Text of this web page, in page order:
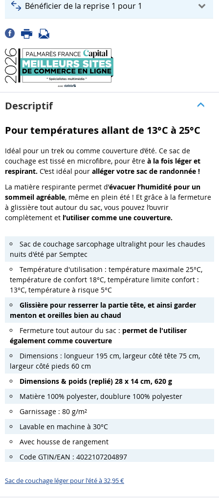
Bénéficier de la reprise 1 pour 1
Descriptif
Pour températures allant de 13°C à 25°C
Idéal pour un trek ou comme couverture d’été. Ce sac de
couchage est tissé en microfibre, pour être à la fois léger et
respirant. C’est idéal pour alléger votre sac de randonnée !
La matière respirante permet d’évacuer l’humidité pour un
sommeil agréable, même en plein été ! Et grâce à la fermeture
à glissière tout autour du sac, vous pouvez l’ouvrir
complètement et l’utiliser comme une couverture.
Sac de couchage sarcophage ultralight pour les chaudes
nuits d'été par Semptec
Température d'utilisation : température maximale 25°C,
température de confort 18°C, température limite confort :
13°C, température à risque 5°C
Glissière pour resserrer la partie tête, et ainsi garder
menton et oreilles bien au chaud
Fermeture tout autour du sac : permet de l'utiliser
également comme couverture
Dimensions : longueur 195 cm, largeur côté tête 75 cm,
largeur côté pieds 60 cm
Dimensions & poids (replié) 28 x 14 cm, 620 g
Matière 100% polyester, doublure 100% polyester
Garnissage : 80 g/m²
Lavable en machine à 30°C
Avec housse de rangement
Code GTIN/EAN : 4022107204897
Sac de couchage léger pour l'été à 32,95 €